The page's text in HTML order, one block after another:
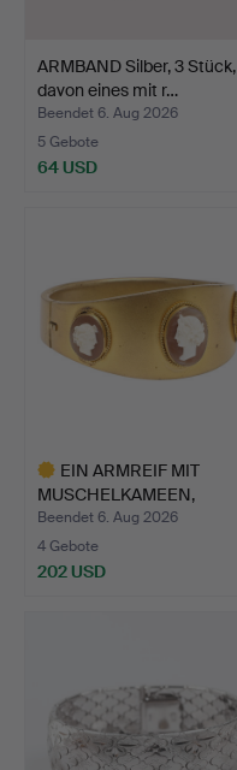
ARMBAND Silber, 3 Stück,
davon eines mit r…
Beendet 6. Aug 2026
5 Gebote
64 USD
EIN ARMREIF MIT
MUSCHELKAMEEN,
SPÄTES 19. …
Beendet 6. Aug 2026
4 Gebote
202 USD